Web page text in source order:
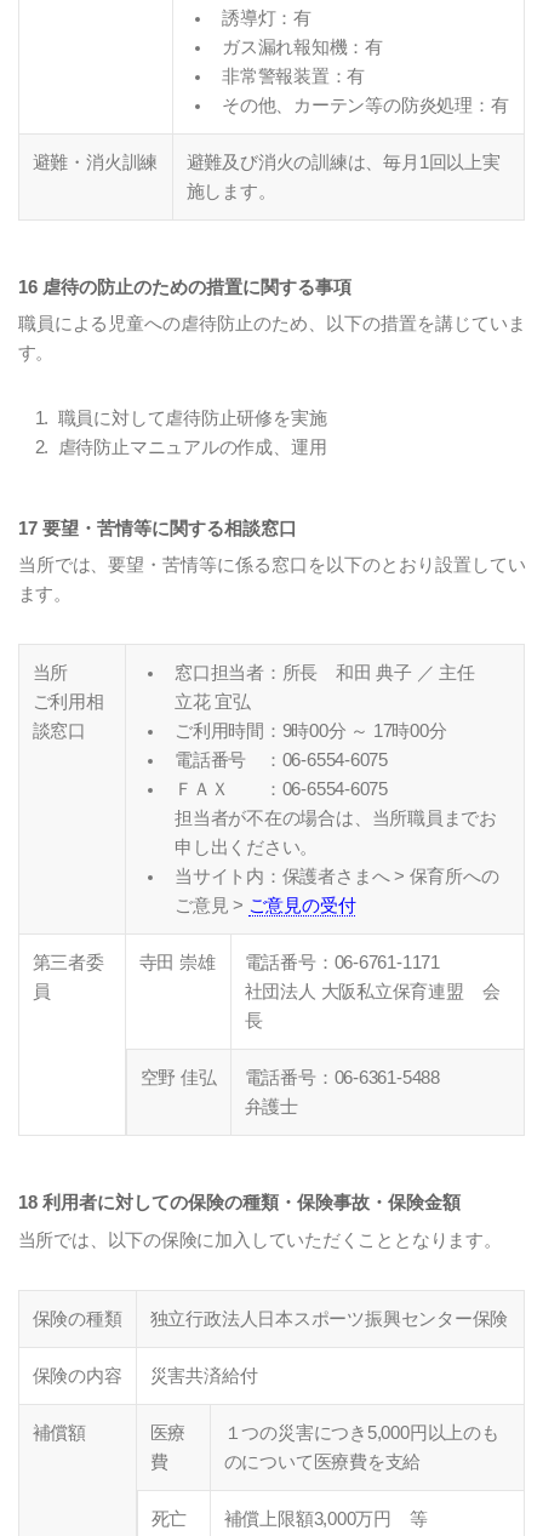
誘導灯：有
ガス漏れ報知機：有
非常警報装置：有
その他、カーテン等の防炎処理：有
避難・消火訓練
避難及び消火の訓練は、毎月1回以上実
施します。
16 虐待の防止のための措置に関する事項
職員による児童への虐待防止のため、以下の措置を講じていま
す。
職員に対して虐待防止研修を実施
虐待防止マニュアルの作成、運用
17 要望・苦情等に関する相談窓口
当所では、要望・苦情等に係る窓口を以下のとおり設置してい
ます。
当所
ご利用相
談窓口
窓口担当者：所長 和田 典子 ／ 主任
立花 宜弘
ご利用時間：9時00分 ～ 17時00分
電話番号 ：06-6554-6075
ＦＡＸ ：06-6554-6075
担当者が不在の場合は、当所職員までお
申し出ください。
当サイト内：保護者さまへ > 保育所への
ご意見 > ご意見の受付
第三者委
員
寺田 崇雄
電話番号：06-6761-1171
社団法人 大阪私立保育連盟 会
長
空野 佳弘
電話番号：06-6361-5488
弁護士
18 利用者に対しての保険の種類・保険事故・保険金額
当所では、以下の保険に加入していただくこととなります。
保険の種類 独立行政法人日本スポーツ振興センター保険
保険の内容 災害共済給付
補償額
医療
費
１つの災害につき5,000円以上のも
のについて医療費を支給
死亡
補償上限額3,000万円 等